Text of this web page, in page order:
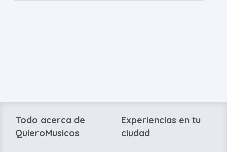
Todo acerca de
QuieroMusicos
Experiencias en tu
ciudad